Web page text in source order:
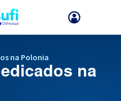
pode alterar certos fatores como
de produtos.
na Polonia
na